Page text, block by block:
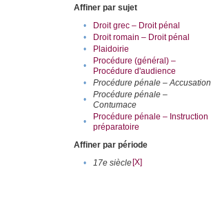
Affiner par sujet
•
Droit grec – Droit pénal
•
Droit romain – Droit pénal
•
Plaidoirie
•
Procédure (général) –
Procédure d'audience
• Procédure pénale – Accusation
•
Procédure pénale –
Contumace
•
Procédure pénale – Instruction
préparatoire
Affiner par période
•
17e siècle[X]